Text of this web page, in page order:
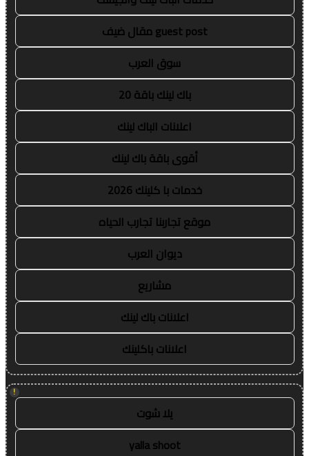
guest post مقال ضيف
سوق العرب
باك لينك باقة 20
اعلانات الباك لينك
أقوى باقة باك لينك
خدمات با كلينك 2026
موقع تجاربنا تجارب الحياه
ديوان العرب
مشاريع
اعلانات باك لينك
اعلانات باكلينك
!
يلا شوت
yalla shoot